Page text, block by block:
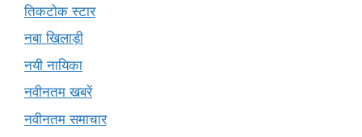
तिकटोक स्टार
नबा खिलाड़ी
नयी नायिका
नवीनतम खबरें
नवीनतम समाचार